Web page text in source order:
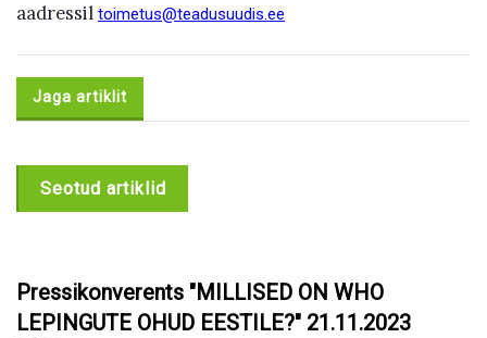
aadressil toimetus@teadusuudis.ee
Jaga artiklit
Seotud artiklid
Pressikonverents "MILLISED ON WHO
LEPINGUTE OHUD EESTILE?" 21.11.2023